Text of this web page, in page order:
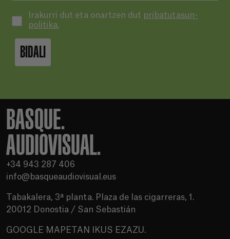
Irakurri dut eta onartzen dut pribatutasun-
politika.
BIDALI
BASQUE.
AUDIOVISUAL.
+34 943 287 406
info@basqueaudiovisual.eus
Tabakalera, 3ª planta. Plaza de las cigarreras, 1.
20012 Donostia / San Sebastián
GOOGLE MAPETAN IKUS EZAZU.